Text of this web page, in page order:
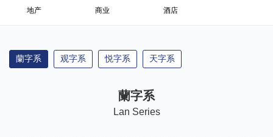
地产 商业 酒店
蘭字系 观字系 悦字系 天字系
蘭字系
Lan Series